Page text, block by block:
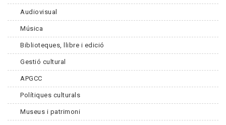
Audiovisual
Música
Biblioteques, llibre i edició
Gestió cultural
APGCC
Polítiques culturals
Museus i patrimoni